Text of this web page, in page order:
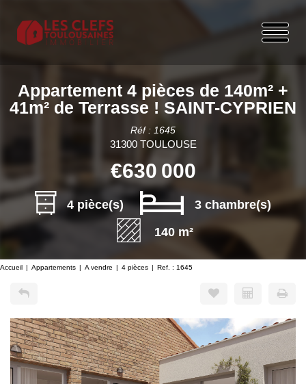
Appartement 4 pièces de 140m² +
41m² de Terrasse ! SAINT-CYPRIEN
Réf : 1645
31300 TOULOUSE
€630 000
4 pièce(s)
3 chambre(s)
140 m²
Accueil Appartements A vendre 4 pièces Ref. : 1645